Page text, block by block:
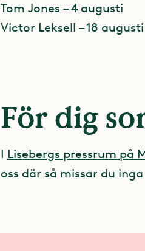
Tom Jones – 4 augusti
Victor Leksell – 18 augusti
För dig
I Lisebergs pressrum på
oss där så missar du